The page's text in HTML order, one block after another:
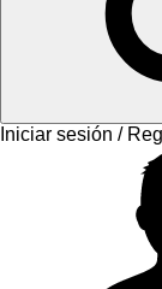
Iniciar sesión /